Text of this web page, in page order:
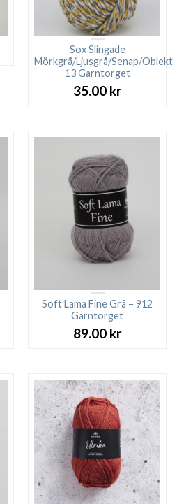
Sox Slingade
Mörkgrå/Ljusgrå/Senap/Oblekt
13 Garntorget
35.00 kr
Soft Lama Fine Grå – 912
Garntorget
89.00 kr